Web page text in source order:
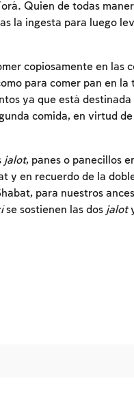
Quien de todas
la ingesta para luego
copiosamente en las
para comer pan en la
ya que está
comida, en virtud de
jalot, panes o panecillos
y en recuerdo de la
para nuestros
se sostienen las dos jalot
a su